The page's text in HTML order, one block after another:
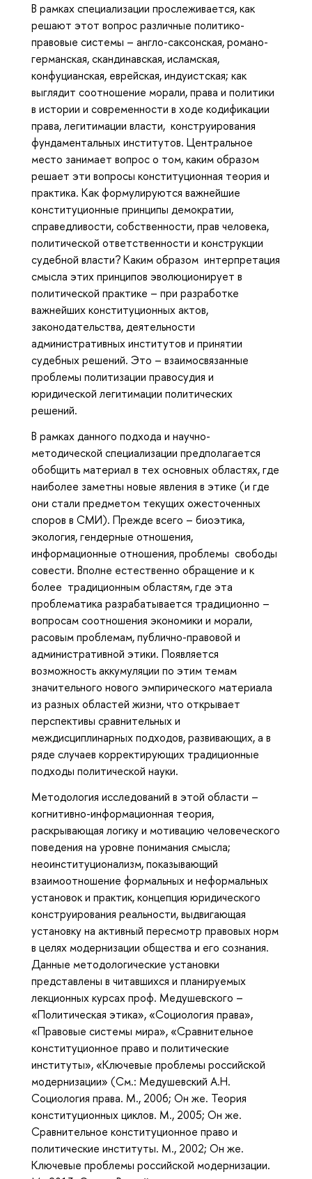
В рамках специализации прослеживается, как
решают этот вопрос различные политико-
правовые системы – англо-саксонская, романо-
германская, скандинавская, исламская,
конфуцианская, еврейская, индуистская; как
выглядит соотношение морали, права и политики
в истории и современности в ходе кодификации
права, легитимации власти, конструирования
фундаментальных институтов. Центральное
место занимает вопрос о том, каким образом
решает эти вопросы конституционная теория и
практика. Как формулируются важнейшие
конституционные принципы демократии,
справедливости, собственности, прав человека,
политической ответственности и конструкции
судебной власти? Каким образом интерпретация
смысла этих принципов эволюционирует в
политической практике – при разработке
важнейших конституционных актов,
законодательства, деятельности
административных институтов и принятии
судебных решений. Это – взаимосвязанные
проблемы политизации правосудия и
юридической легитимации политических
решений.
В рамках данного подхода и научно-
методической специализации предполагается
обобщить материал в тех основных областях, где
наиболее заметны новые явления в этике (и где
они стали предметом текущих ожесточенных
споров в СМИ). Прежде всего – биоэтика,
экология, гендерные отношения,
информационные отношения, проблемы свободы
совести. Вполне естественно обращение и к
более традиционным областям, где эта
проблематика разрабатывается традиционно –
вопросам соотношения экономики и морали,
расовым проблемам, публично-правовой и
административной этики. Появляется
возможность аккумуляции по этим темам
значительного нового эмпирического материала
из разных областей жизни, что открывает
перспективы сравнительных и
междисциплинарных подходов, развивающих, а в
ряде случаев корректирующих традиционные
подходы политической науки.
Методология исследований в этой области –
когнитивно-информационная теория,
раскрывающая логику и мотивацию человеческого
поведения на уровне понимания смысла;
неоинституционализм, показывающий
взаимоотношение формальных и неформальных
установок и практик, концепция юридического
конструирования реальности, выдвигающая
установку на активный пересмотр правовых норм
в целях модернизации общества и его сознания.
Данные методологические установки
представлены в читавшихся и планируемых
лекционных курсах проф. Медушевского –
«Политическая этика», «Социология права»,
«Правовые системы мира», «Сравнительное
конституционное право и политические
институты», «Ключевые проблемы российской
модернизации» (См.: Медушевский А.Н.
Социология права. М., 2006; Он же. Теория
конституционных циклов. М., 2005; Он же.
Сравнительное конституционное право и
политические институты. М., 2002; Он же.
Ключевые проблемы российской модернизации.